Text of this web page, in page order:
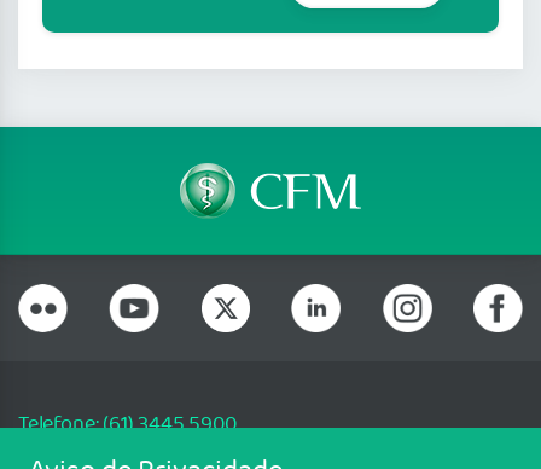
Telefone: (61) 3445 5900
Email: cfm@portalmedico.org.br